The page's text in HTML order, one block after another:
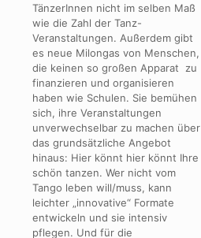
TänzerInnen nicht im selben Maß
wie die Zahl der Tanz-
Veranstaltungen. Außerdem gibt
es neue Milongas von Menschen,
die keinen so großen Apparat zu
finanzieren und organisieren
haben wie Schulen. Sie bemühen
sich, ihre Veranstaltungen
unverwechselbar zu machen über
das grundsätzliche Angebot
hinaus: Hier könnt hier könnt Ihre
schön tanzen. Wer nicht vom
Tango leben will/muss, kann
leichter „innovative“ Formate
entwickeln und sie intensiv
pflegen. Und für die